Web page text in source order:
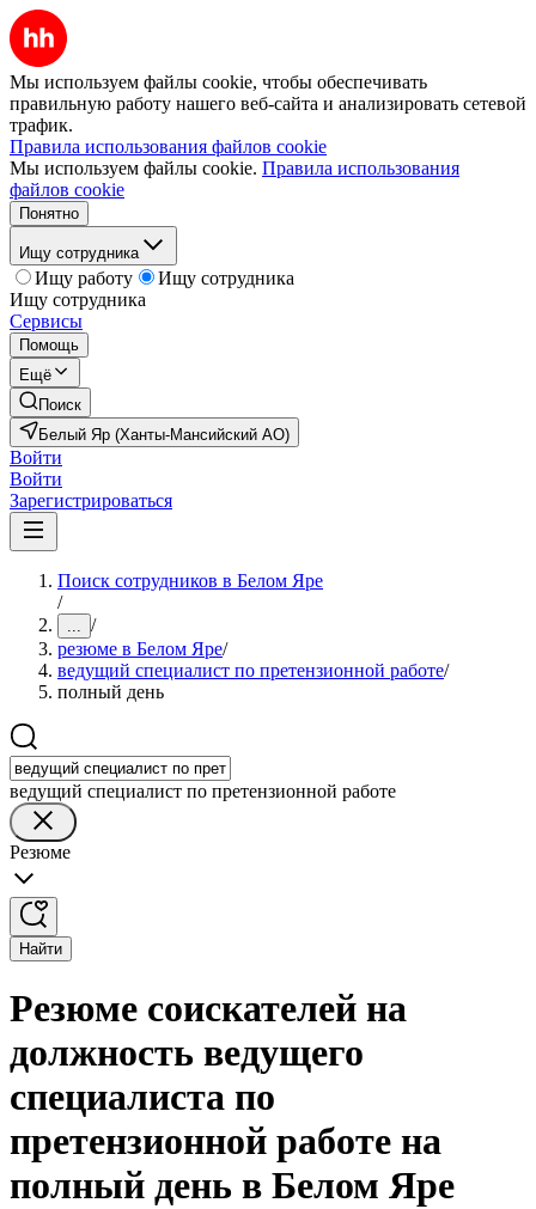
Мы используем файлы cookie, чтобы обеспечивать
правильную работу нашего веб-сайта и анализировать сетевой
трафик.
Правила использования файлов cookie
Мы используем файлы cookie. Правила использования
файлов cookie
Понятно
Ищу сотрудника
Ищу работу
Ищу сотрудника
Ищу сотрудника
Сервисы
Помощь
Ещё
Поиск
Белый Яр (Ханты-Мансийский АО)
Войти
Войти
Зарегистрироваться
Поиск сотрудников в Белом Яре
/
... /
резюме в Белом Яре/
ведущий специалист по претензионной работе/
полный день
ведущий специалист по претензионной работе
Резюме
Найти
Резюме соискателей на
должность ведущего
специалиста по
претензионной работе на
полный день в Белом Яре